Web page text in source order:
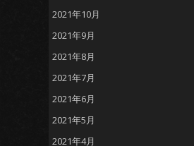
2021年10月
2021年9月
2021年8月
2021年7月
2021年6月
2021年5月
2021年4月